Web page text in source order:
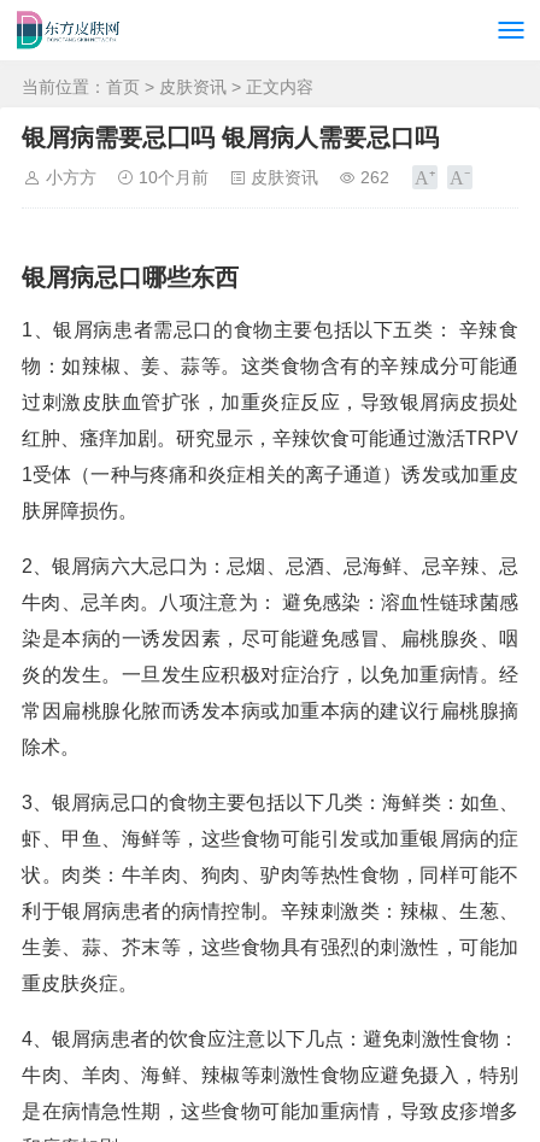
当前位置： 首页 > 皮肤资讯 > 正文内容
银屑病需要忌囗吗 银屑病人需要忌口吗
小方方 10个月前 皮肤资讯 262
银屑病忌口哪些东西
1、银屑病患者需忌口的食物主要包括以下五类： 辛辣食
物：如辣椒、姜、蒜等。这类食物含有的辛辣成分可能通
过刺激皮肤血管扩张，加重炎症反应，导致银屑病皮损处
红肿、瘙痒加剧。研究显示，辛辣饮食可能通过激活TRPV
1受体（一种与疼痛和炎症相关的离子通道）诱发或加重皮
肤屏障损伤。
2、银屑病六大忌口为：忌烟、忌酒、忌海鲜、忌辛辣、忌
牛肉、忌羊肉。八项注意为： 避免感染：溶血性链球菌感
染是本病的一诱发因素，尽可能避免感冒、扁桃腺炎、咽
炎的发生。一旦发生应积极对症治疗，以免加重病情。经
常因扁桃腺化脓而诱发本病或加重本病的建议行扁桃腺摘
除术。
3、银屑病忌口的食物主要包括以下几类：海鲜类：如鱼、
虾、甲鱼、海鲜等，这些食物可能引发或加重银屑病的症
状。肉类：牛羊肉、狗肉、驴肉等热性食物，同样可能不
利于银屑病患者的病情控制。辛辣刺激类：辣椒、生葱、
生姜、蒜、芥末等，这些食物具有强烈的刺激性，可能加
重皮肤炎症。
4、银屑病患者的饮食应注意以下几点：避免刺激性食物：
牛肉、羊肉、海鲜、辣椒等刺激性食物应避免摄入，特别
是在病情急性期，这些食物可能加重病情，导致皮疹增多